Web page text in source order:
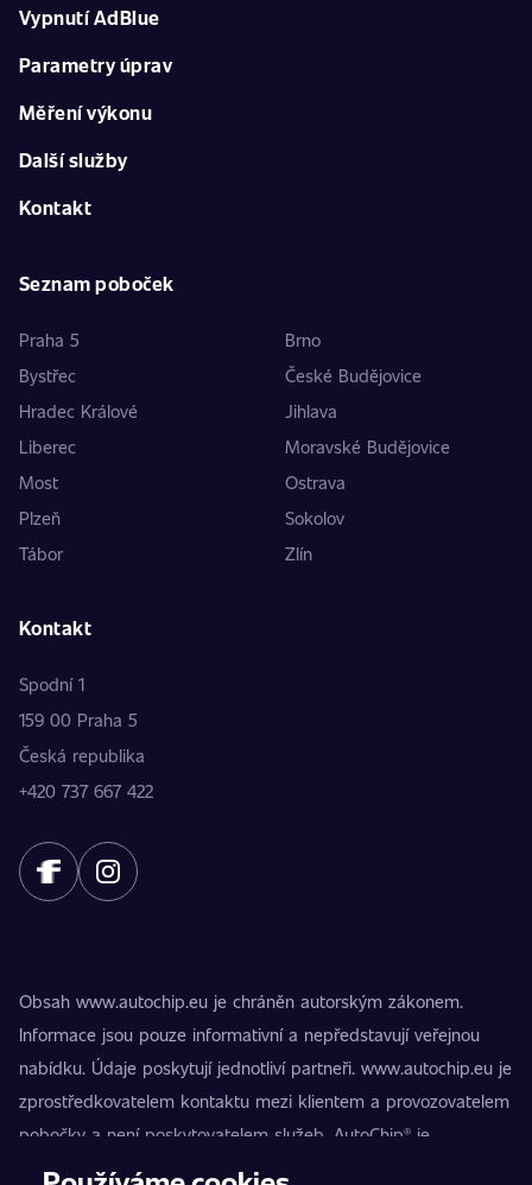
Vypnutí AdBlue
Parametry úprav
Měření výkonu
Další služby
Kontakt
Seznam poboček
Praha 5
Brno
Bystřec
České Budějovice
Hradec Králové
Jihlava
Liberec
Moravské Budějovice
Most
Ostrava
Plzeň
Sokolov
Tábor
Zlín
Kontakt
Spodní 1
159 00 Praha 5
Česká republika
+420 737 667 422
Obsah www.autochip.eu je chráněn autorským zákonem.
Informace jsou pouze informativní a nepředstavují veřejnou
nabídku. Údaje poskytují jednotliví partneři. www.autochip.eu je
zprostředkovatelem kontaktu mezi klientem a provozovatelem
pobočky a není poskytovatelem služeb. AutoChip® je
registrovaná ochranná známka Petra Kučery. Úpravy, které